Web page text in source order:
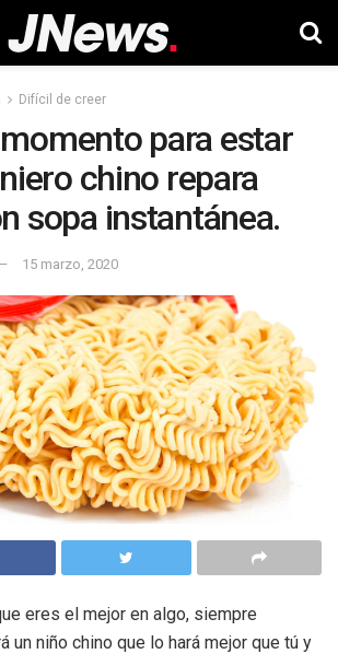
Difícil de creer
para estar
chino repara
sopa instantánea.
15 marzo, 2020
eres el mejor en algo, siempre
un niño chino que lo hará mejor que tú y